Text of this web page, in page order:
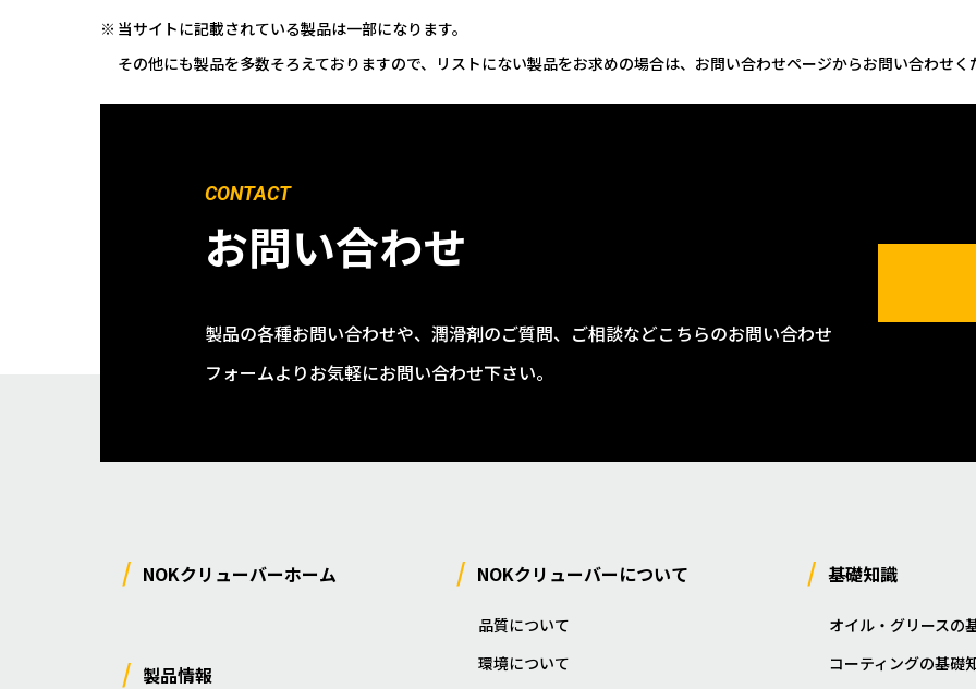
当サイトに記載されている製品は一部になります。
その他にも製品を多数そろえておりますので、リストにない製品をお求めの場合は、お問い合わせページからお問い合わせく
CONTACT
お問い合わせ
製品の各種お問い合わせや、潤滑剤のご質問、ご相談などこちらのお問い合わせ
フォームよりお気軽にお問い合わせ下さい。
NOKクリューバーホーム
製品情報
NOKクリューバーについて
品質について
環境について
基礎知識
オイル・グリースの
コーティングの基礎